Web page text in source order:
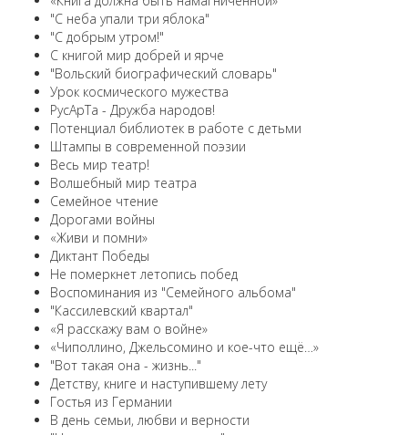
"С неба упали три яблока"
"С добрым утром!"
С книгой мир добрей и ярче
"Вольский биографический словарь"
Урок космического мужества
РусАрТа - Дружба народов!
Потенциал библиотек в работе с детьми
Штампы в современной поэзии
Весь мир театр!
Волшебный мир театра
Семейное чтение
Дорогами войны
«Живи и помни»
Диктант Победы
Не померкнет летопись побед
Воспоминания из "Семейного альбома"
"Кассилевский квартал"
«Я расскажу вам о войне»
«Чиполлино, Джельсомино и кое-что ещё…»
"Вот такая она - жизнь..."
Детству, книге и наступившему лету
Гостья из Германии
В день семьи, любви и верности